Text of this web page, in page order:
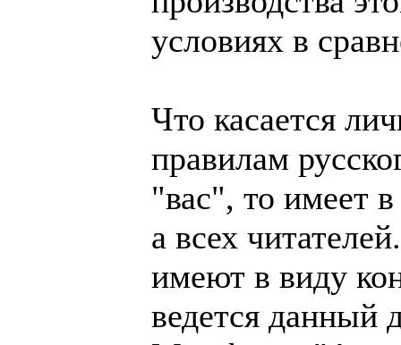
условиях в
Что касается
правилам
"вас", то имеет
а всех
имеют в виду
ведется данный